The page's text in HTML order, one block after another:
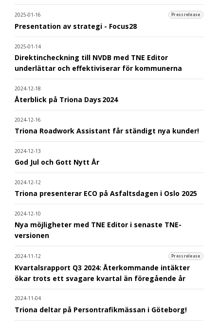
2025-01-16 Pressrelease
Presentation av strategi - Focus28
2025-01-14
Direktincheckning till NVDB med TNE Editor
underlättar och effektiviserar för kommunerna
2024-12-18
Återblick på Triona Days 2024
2024-12-16
Triona Roadwork Assistant får ständigt nya kunder!
2024-12-13
God Jul och Gott Nytt År
2024-12-12
Triona presenterar ECO på Asfaltsdagen i Oslo 2025
2024-12-10
Nya möjligheter med TNE Editor i senaste TNE-
versionen
2024-11-12 Pressrelease
Kvartalsrapport Q3 2024: Återkommande intäkter
ökar trots ett svagare kvartal än föregående år
2024-11-04
Triona deltar på Persontrafikmässan i Göteborg!